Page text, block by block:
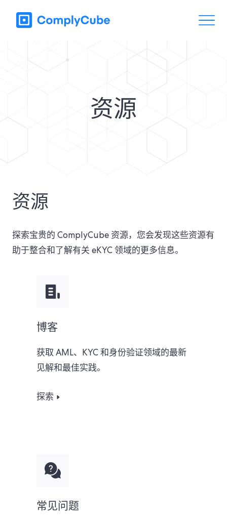
资源
资源
探索宝贵的 ComplyCube 资源，您会发现这些资源有
助于整合和了解有关 eKYC 领域的更多信息。
博客
获取 AML、KYC 和身份验证领域的最新
见解和最佳实践。
探索
常见问题